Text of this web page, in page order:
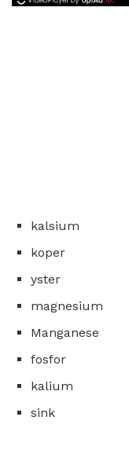
kalsium
koper
yster
magnesium
Manganese
fosfor
kalium
sink